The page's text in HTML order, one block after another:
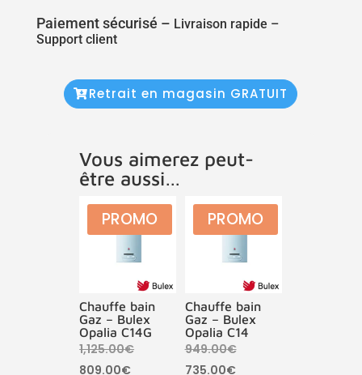
Paiement sécurisé – Livraison rapide –
Support client
Retrait en magasin GRATUIT
Vous aimerez peut-
être aussi…
PROMO
Chauffe bain
Gaz – Bulex
Opalia C14G
1,125.00€Le
809.00€Le
PROMO
Chauffe bain
Gaz – Bulex
Opalia C14
949.00€Le
prix
735.00€Le